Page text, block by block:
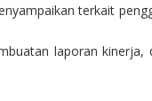
terkait
laporan kinerja,